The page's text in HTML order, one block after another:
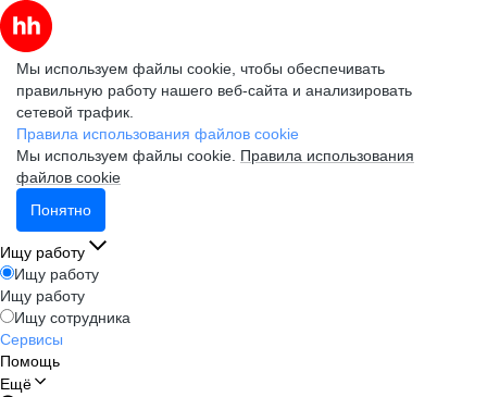
Мы используем файлы cookie, чтобы обеспечивать
правильную работу нашего веб-сайта и анализировать
сетевой трафик.
Правила использования файлов cookie
Мы используем файлы cookie. Правила использования
файлов cookie
Понятно
Ищу работу
Ищу работу
Ищу работу
Ищу сотрудника
Сервисы
Помощь
Ещё